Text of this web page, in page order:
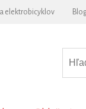
elektrobicyklov